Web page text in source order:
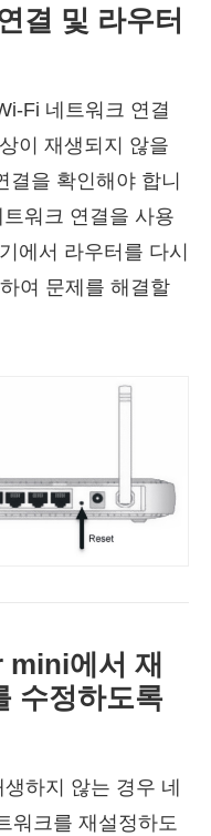
결 및 라우터
Fi 네트워크 연결
이 재생되지 않을
결을 확인해야 합니
워크 연결을 사용
에서 라우터를 다시
여 문제를 해결할
에서 재
수정하도록
하지 않는 경우 네
워크를 재설정하도